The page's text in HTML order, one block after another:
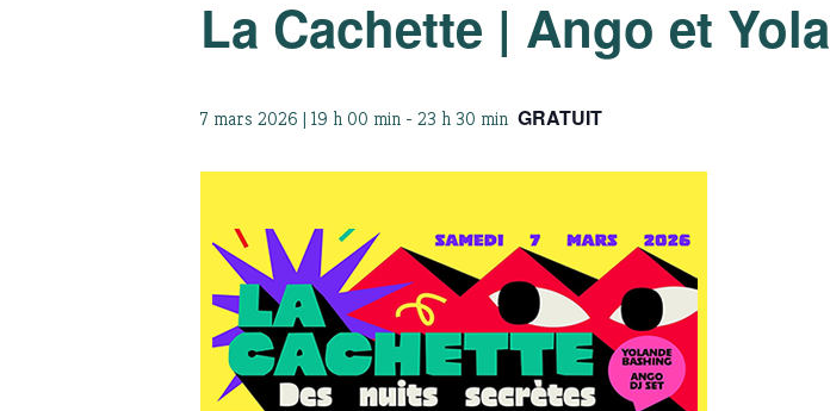
La Cachette | Ango et
7 mars 2026 | 19 h 00 min - 23 h 30 min GRATUIT